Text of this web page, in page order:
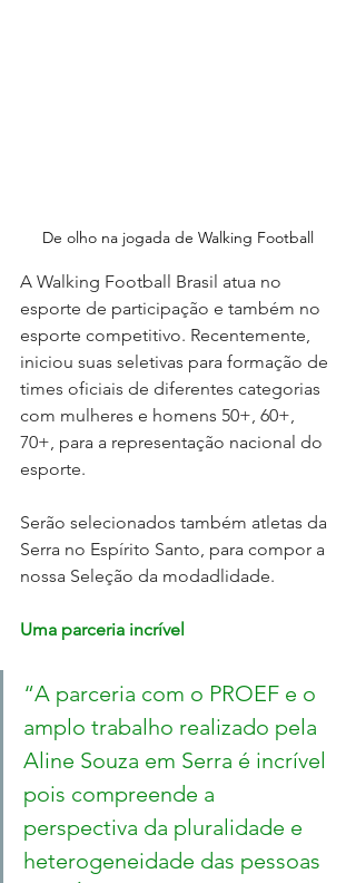
De olho na jogada de Walking Football
A Walking Football Brasil atua no
esporte de participação e também no
esporte competitivo. Recentemente,
iniciou suas seletivas para formação de
times oficiais de diferentes categorias
com mulheres e homens 50+, 60+,
70+, para a representação nacional do
esporte.
Serão selecionados também atletas da
Serra no Espírito Santo, para compor a
nossa Seleção da modadlidade.
Uma parceria incrível
“A parceria com o PROEF e o
amplo trabalho realizado pela
Aline Souza em Serra é incrível
pois compreende a
perspectiva da pluralidade e
heterogeneidade das pessoas